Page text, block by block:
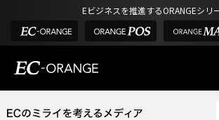
Eビジネスを推進するORANGEシリ